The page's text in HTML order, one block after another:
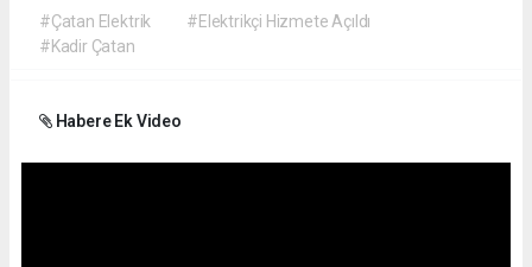
#Çatan Elektrik
#Elektrikçi Hizmete Açıldı
#Kadir Çatan
Habere Ek Video